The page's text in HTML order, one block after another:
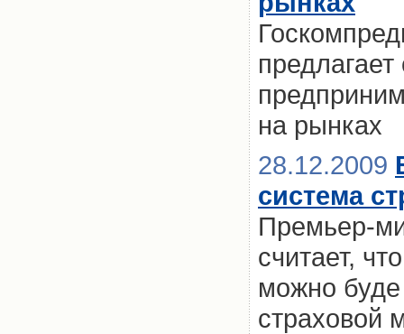
предлагает
на рынках
28.12.2009
система
Премьер-
считает,
можно
страховой